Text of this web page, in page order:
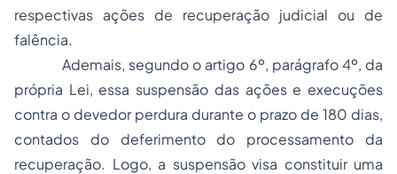
respectivas ações de recuperação judicial ou de
falência.
Ademais, segundo o artigo 6º, parágrafo 4º, da
própria Lei, essa suspensão das ações e execuções
contra o devedor perdura durante o prazo de 180 dias,
contados do deferimento do processamento da
recuperação. Logo, a suspensão visa constituir uma